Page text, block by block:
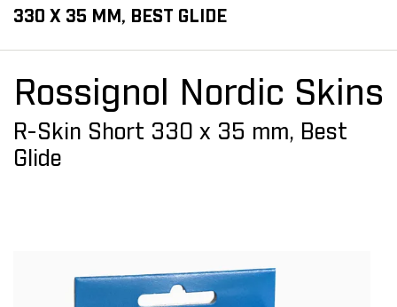
330 X 35 MM, BEST GLIDE
Rossignol Nordic Skins
R-Skin Short 330 x 35 mm, Best
Glide